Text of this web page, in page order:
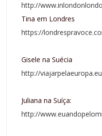
http://
Tina em Londres
https://
Gisele na Suécia
http://
Juliana na Suíça:
http://